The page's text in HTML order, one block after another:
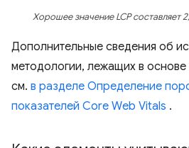
Хорошее значение LCP составляет
Дополнительные сведения об
методологии, лежащих в
см. в разделе Определение
показателей Core Web Vitals .